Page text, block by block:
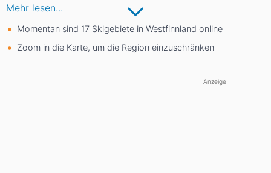
Mehr lesen...
Momentan sind 17 Skigebiete in Westfinnland online
Zoom in die Karte, um die Region einzuschränken
Anzeige